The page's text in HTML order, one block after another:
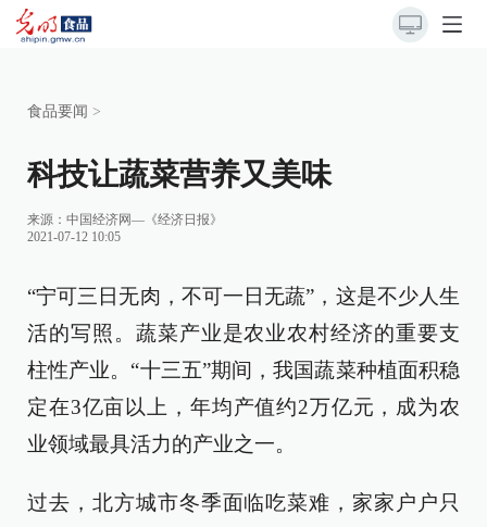
食品要闻 >
科技让蔬菜营养又美味
来源： 中国经济网—《经济日报》
2021-07-12 10:05
“宁可三日无肉，不可一日无蔬”，这是不少人生
活的写照。蔬菜产业是农业农村经济的重要支
柱性产业。“十三五”期间，我国蔬菜种植面积稳
定在3亿亩以上，年均产值约2万亿元，成为农
业领域最具活力的产业之一。
过去，北方城市冬季面临吃菜难，家家户户只